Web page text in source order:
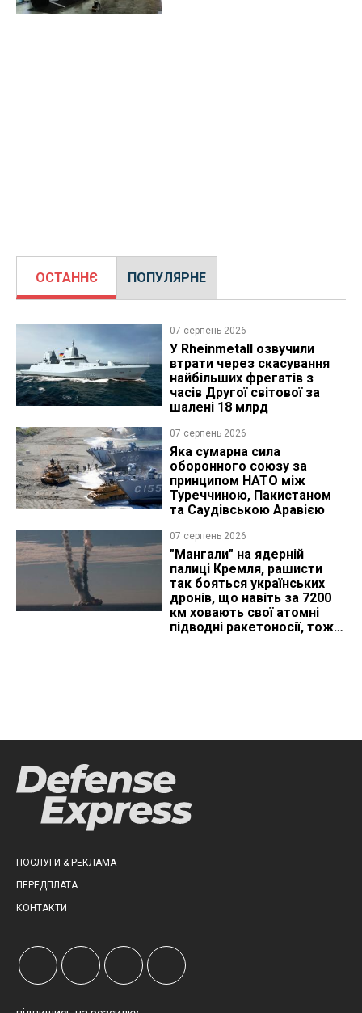
ОСТАННЄ ПОПУЛЯРНЕ
07 серпень 2026
У Rheinmetall озвучили
втрати через скасування
найбільших фрегатів з
часів Другої світової за
шалені 18 млрд
07 серпень 2026
Яка сумарна сила
оборонного союзу за
принципом НАТО між
Туреччиною, Пакистаном
та Саудівською Аравією
07 серпень 2026
"Мангали" на ядерній
палиці Кремля, рашисти
так бояться українських
дронів, що навіть за 7200
км ховають свої атомні
підводні ракетоносії, тож
ПОСЛУГИ & РЕКЛАМА
ПЕРЕДПЛАТА
КОНТАКТИ